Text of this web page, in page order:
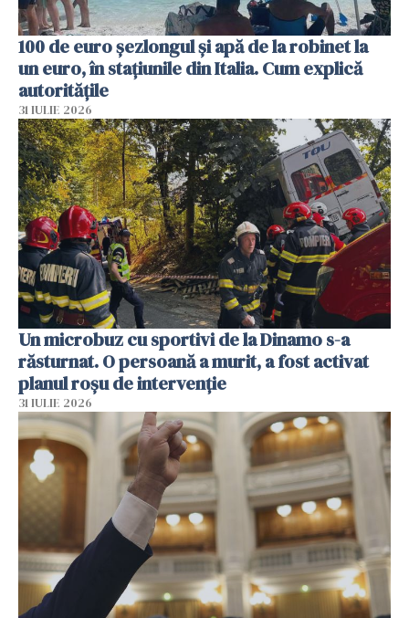
100 de euro șezlongul și apă de la robinet la
un euro, în stațiunile din Italia. Cum explică
autoritățile
31 IULIE 2026
Un microbuz cu sportivi de la Dinamo s-a
răsturnat. O persoană a murit, a fost activat
planul roșu de intervenție
31 IULIE 2026